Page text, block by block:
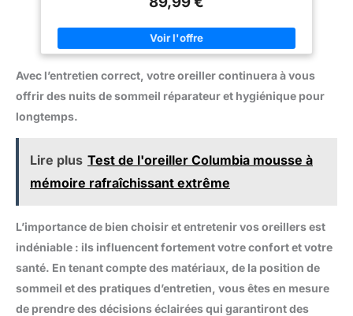
l'hydratation, aidant à préserver
peau pour une expérience de
sommeil régénérante.
[Entretien pour une Longévité]-
Pour garantir une longévité et
veillez à ouvrir le paquet dans
avec le temps.
für Seiten- und Rückenschläfer Schmerzen und Druck lindern:
um sich eng an Kopf, Nacken und Schultern anzupassen, bietet
optimale Unterstützung und hilft, Körperschmerzen und -druck
zu reduzieren Kühlend und atmungsaktiv: Die Kissenlöcher
verhindern. Im Sommer kühl und im Winter ziemlich warm
sofort einsatzbereit Waschbarer Tencel-Kissenbezug: Sanft
die Feuchtigkeit in Haar und Haut für ein verjüngendes
vakuumkomprimierte Verpackung innerhalb einer Woche bei
Erhalt Ihres Kissens. Vermeiden Sie es, es direktem Sonnenlicht
auszusetzen, verlängern Sie die Lebensdauer
Avec l’entretien correct, votre oreiller continuera à vous
offrir des nuits de sommeil réparateur et hygiénique pour
longtemps.
Lire plus Test de l'oreiller Columbia mousse à
mémoire rafraîchissant extrême
L’importance de bien choisir et entretenir vos oreillers est
indéniable : ils influencent fortement votre confort et votre
santé. En tenant compte des matériaux, de la position de
sommeil et des pratiques d’entretien, vous êtes en mesure
de prendre des décisions éclairées qui garantiront des